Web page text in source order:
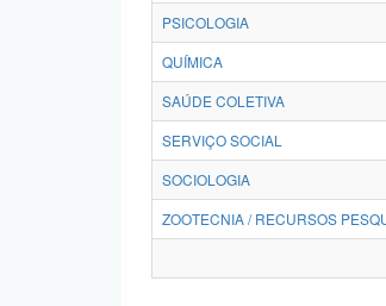
PSICOLOGIA
QUÍMICA
SAÚDE COLETIVA
SERVIÇO SOCIAL
SOCIOLOGIA
ZOOTECNIA / RECURSOS